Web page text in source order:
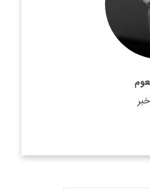
دریافت کرد. ...